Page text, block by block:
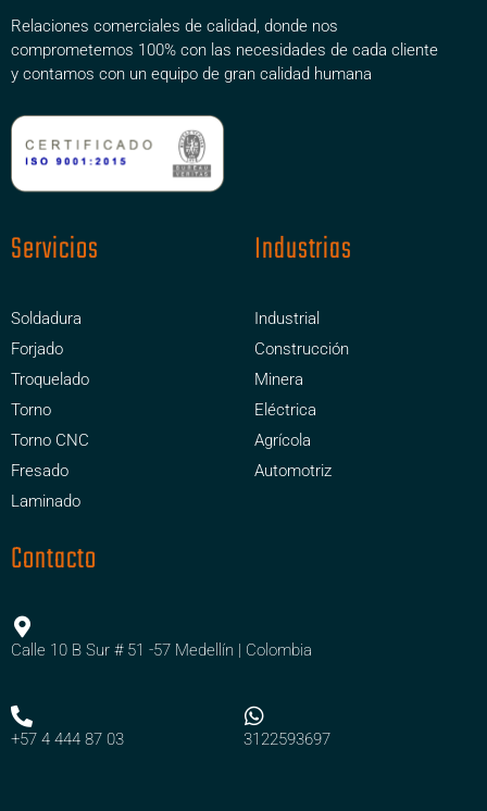
Relaciones comerciales de calidad, donde nos
comprometemos 100% con las necesidades de cada cliente
y contamos con un equipo de gran calidad humana
Servicios
Soldadura
Forjado
Troquelado
Torno
Torno CNC
Fresado
Laminado
Industrias
Industrial
Construcción
Minera
Eléctrica
Agrícola
Automotriz
Contacto
Calle 10 B Sur # 51 -57 Medellín | Colombia
+57 4 444 87 03 3122593697